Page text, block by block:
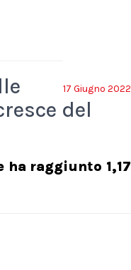
17 Giugno 2022
del
ha raggiunto 1,17